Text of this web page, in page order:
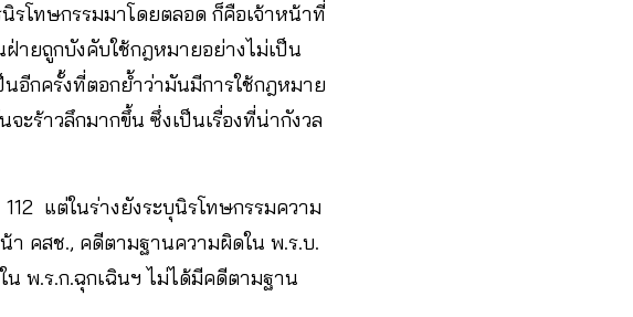
โทษกรรมมาโดยตลอด ก็คือเจ้าหน้าที่
ายถูกบังคับใช้กฎหมายอย่างไม่เป็น
นอีกครั้งที่ตอกย้ำว่ามันมีการใช้กฎหมาย
ะร้าวลึกมากขึ้น ซึ่งเป็นเรื่องที่น่ากังวล
แต่ในร่างยังระบุนิรโทษกรรมความ
คสช., คดีตามฐานความผิดใน พ.ร.บ.
พ.ร.ก.ฉุกเฉินฯ ไม่ได้มีคดีตามฐาน